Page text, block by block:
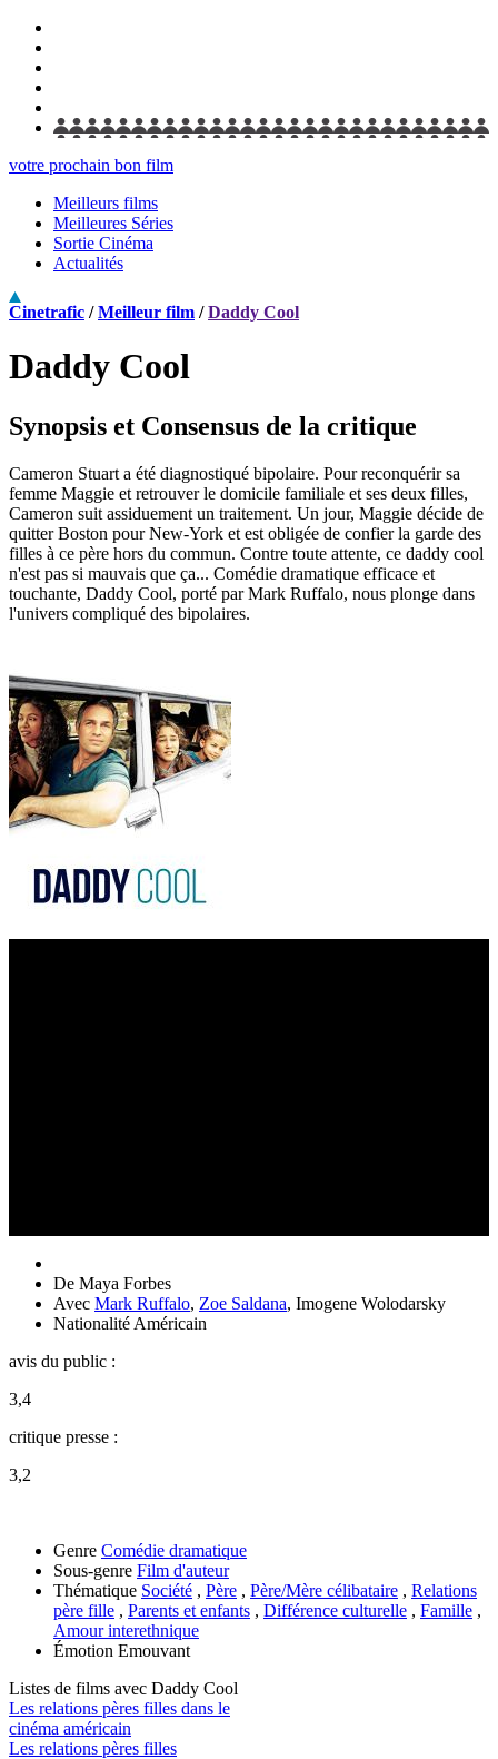
votre prochain bon film
Meilleurs films
Meilleures Séries
Sortie Cinéma
Actualités
Cinetrafic /Meilleur film /Daddy Cool
Daddy Cool
Synopsis et Consensus de la critique
Cameron Stuart a été diagnostiqué bipolaire. Pour reconquérir sa
femme Maggie et retrouver le domicile familiale et ses deux filles,
Cameron suit assiduement un traitement. Un jour, Maggie décide de
quitter Boston pour New-York et est obligée de confier la garde des
filles à ce père hors du commun. Contre toute attente, ce daddy cool
n'est pas si mauvais que ça... Comédie dramatique efficace et
touchante, Daddy Cool, porté par Mark Ruffalo, nous plonge dans
l'univers compliqué des bipolaires.
De Maya Forbes
Avec Mark Ruffalo, Zoe Saldana, Imogene Wolodarsky
Nationalité Américain
avis du public :
3,4
critique presse :
3,2
Genre Comédie dramatique
Sous-genre Film d'auteur
Thématique Société , Père , Père/Mère célibataire , Relations
père fille , Parents et enfants , Différence culturelle , Famille ,
Amour interethnique
Émotion Emouvant
Listes de films avec Daddy Cool
Les relations pères filles dans le
cinéma américain
Les relations pères filles